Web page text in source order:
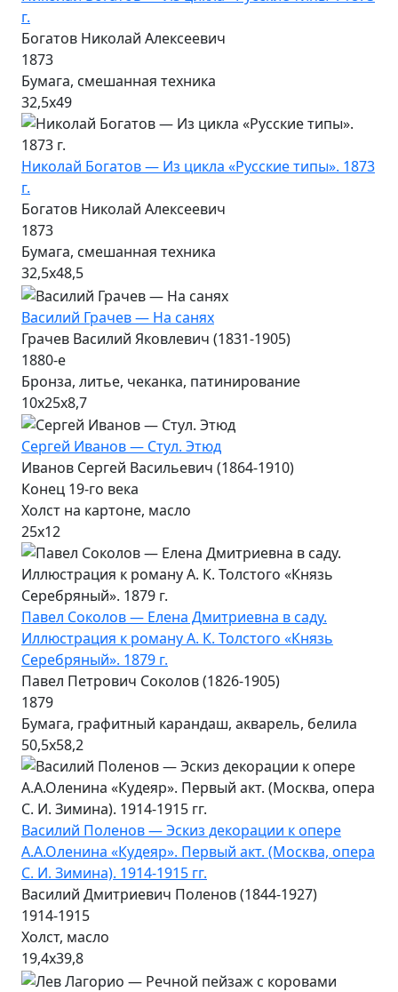
г.
Богатов Николай Алексеевич
1873
Бумага, смешанная техника
32,5х49
Николай Богатов — Из цикла «Русские типы». 1873
г.
Богатов Николай Алексеевич
1873
Бумага, смешанная техника
32,5х48,5
Василий Грачев — На санях
Грачев Василий Яковлевич (1831-1905)
1880-е
Бронза, литье, чеканка, патинирование
10х25х8,7
Сергей Иванов — Стул. Этюд
Иванов Сергей Васильевич (1864-1910)
Конец 19-го века
Холст на картоне, масло
25х12
Павел Соколов — Елена Дмитриевна в саду.
Иллюстрация к роману А. К. Толстого «Князь
Серебряный». 1879 г.
Павел Петрович Соколов (1826-1905)
1879
Бумага, графитный карандаш, акварель, белила
50,5х58,2
Василий Поленов — Эскиз декорации к опере
А.А.Оленина «Кудеяр». Первый акт. (Москва, опера
С. И. Зимина). 1914-1915 гг.
Василий Дмитриевич Поленов (1844-1927)
1914-1915
Холст, масло
19,4х39,8